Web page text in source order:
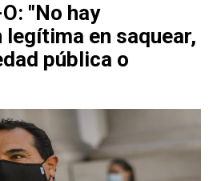
"No hay
en saquear,
pública o